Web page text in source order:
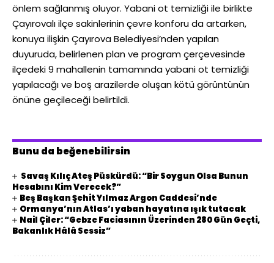
önlem sağlanmış oluyor. Yabani ot temizliği ile birlikte
Çayırovalı ilçe sakinlerinin çevre konforu da artarken,
konuya ilişkin Çayırova Belediyesi’nden yapılan
duyuruda, belirlenen plan ve program çerçevesinde
ilçedeki 9 mahallenin tamamında yabani ot temizliği
yapılacağı ve boş arazilerde oluşan kötü görüntünün
önüne geçileceği belirtildi.
Bunu da beğenebilirsin
Savaş Kılıç Ateş Püskürdü: “Bir Soygun Olsa Bunun
Hesabını Kim Verecek?”
Beş Başkan Şehit Yılmaz Argon Caddesi’nde
Ormanya’nın Atlas’ı yaban hayatına ışık tutacak
Nail Çiler: “Gebze Faciasının Üzerinden 280 Gün Geçti,
Bakanlık Hâlâ Sessiz”